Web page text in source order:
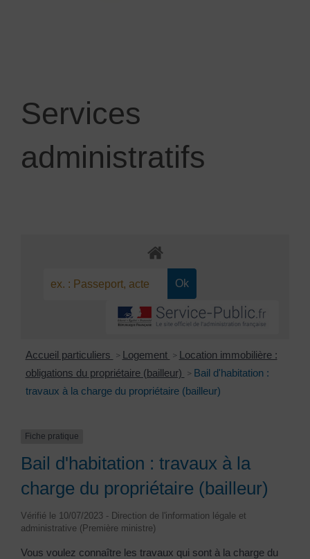
Services
administratifs
Accueil particuliers > Logement > Location immobilière :
obligations du propriétaire (bailleur) > Bail d'habitation :
travaux à la charge du propriétaire (bailleur)
Fiche pratique
Bail d'habitation : travaux à la
charge du propriétaire (bailleur)
Vérifié le 10/07/2023 - Direction de l'information légale et
administrative (Première ministre)
Vous voulez connaître les travaux qui sont à la charge du